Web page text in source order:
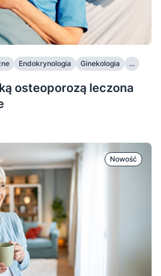
Endokrynologia Ginekologia ...
osteoporozą leczona
Nowość